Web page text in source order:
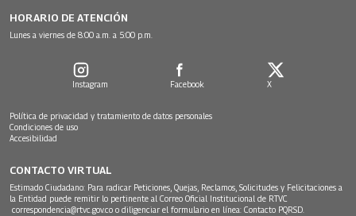
HORARIO DE ATENCIÓN
Lunes a viernes de 8:00 a.m. a 5:00 p.m.
Instagram Facebook X
Política de privacidad y tratamiento de datos personales
Condiciones de uso
Accesibilidad
CONTACTO VIRTUAL
Estimado Ciudadano: Para radicar Peticiones, Quejas, Reclamos, Solicitudes y Felicitaciones a
la Entidad puede remitir lo pertinente al Correo Oficial Institucional de RTVC
correspondencia@rtvc.gov.co o diligenciar el formulario en línea: Contacto PQRSD.